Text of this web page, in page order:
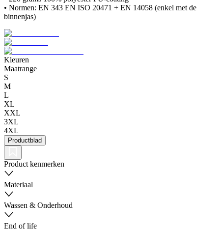
• Normen: EN 343 EN ISO 20471 + EN 14058 (enkel met de
binnenjas)
Kleuren
Maatrange
S
M
L
XL
XXL
3XL
4XL
Productblad
Product kenmerken
Materiaal
Wassen & Onderhoud
End of life